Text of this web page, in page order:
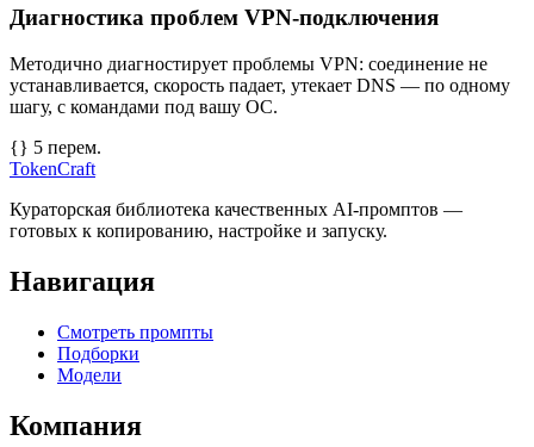
Диагностика проблем VPN-подключения
Методично диагностирует проблемы VPN: соединение не
устанавливается, скорость падает, утекает DNS — по одному
шагу, с командами под вашу ОС.
{} 5 перем.
TokenCraft
Кураторская библиотека качественных AI-промптов —
готовых к копированию, настройке и запуску.
Навигация
Смотреть промпты
Подборки
Модели
Компания